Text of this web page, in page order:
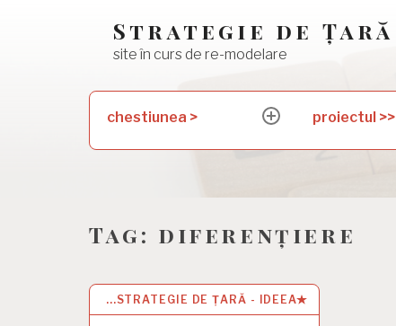
Strategie de Țară
site în curs de re-modelare
chestiunea >
expand
menu
proiectul >>
Tag: diferențiere
...STRATEGIE DE ȚARĂ - IDEEA
1 JAN 2021